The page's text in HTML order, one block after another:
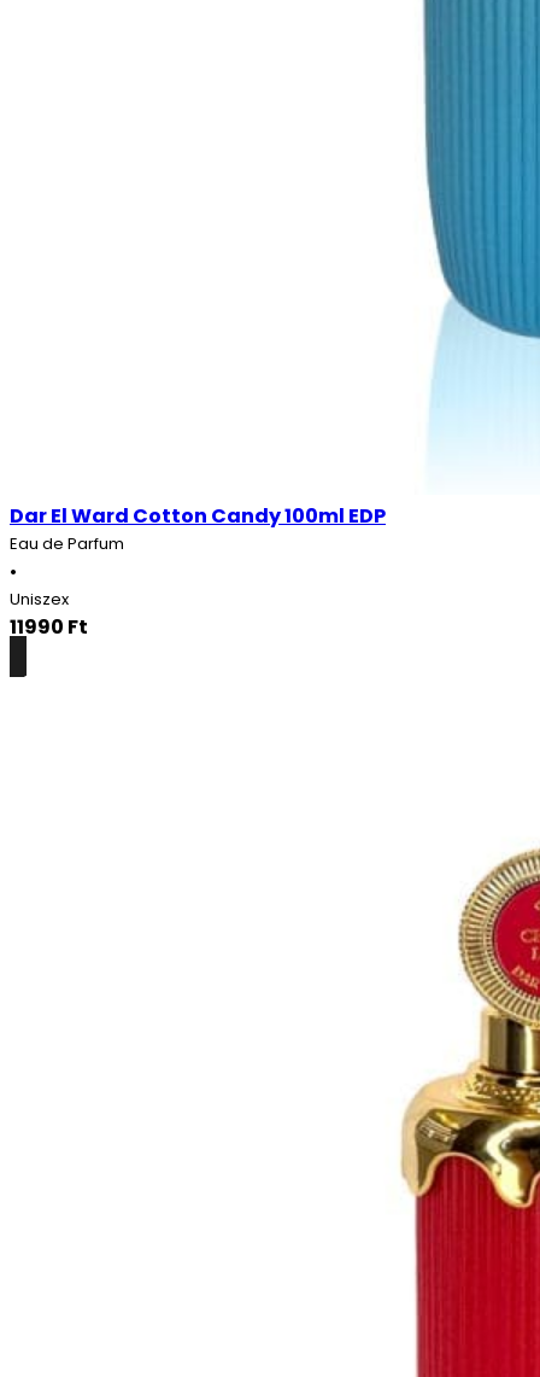
Dar El Ward Cotton Candy 100ml EDP
Eau de Parfum
•
Uniszex
11990 Ft
Részletek